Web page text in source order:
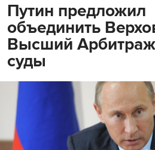
Путин предложил
объединить
Высший
суды